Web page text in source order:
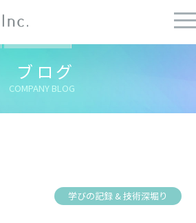
ブログ
COMPANY BLOG
学びの記録 & 技術深堀り